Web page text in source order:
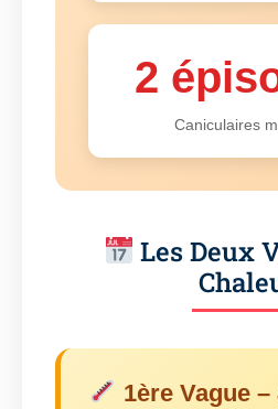
2
Caniculaires
Les Deux
1ère Vague